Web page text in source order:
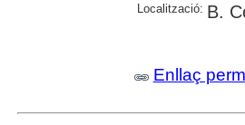
Localització: B.
Enllaç